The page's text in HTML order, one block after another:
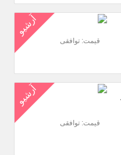
آرشیو
قیمت: توافقی
آرشیو
قیمت: توافقی